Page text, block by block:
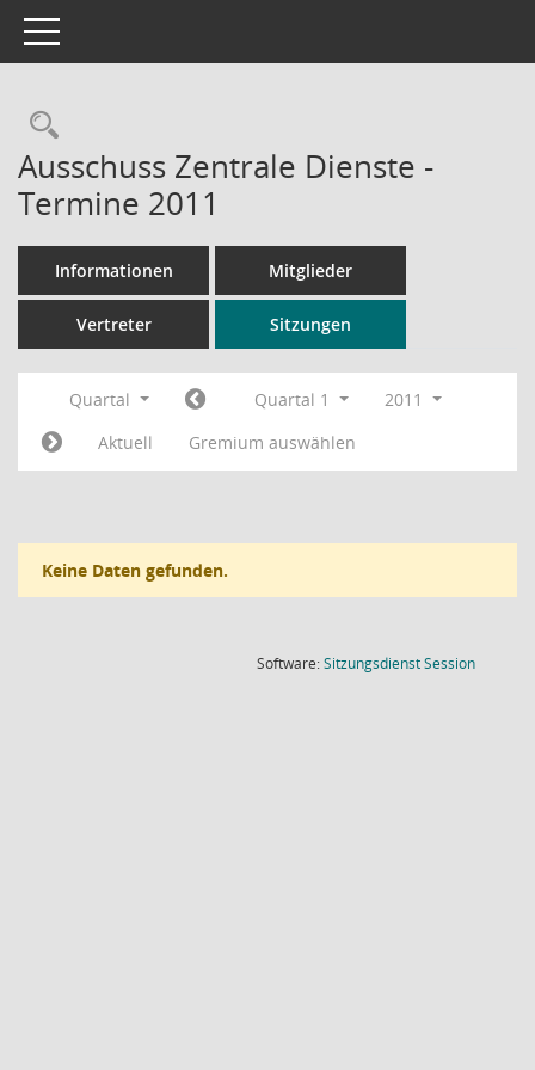
Toggle navigation
Rechercheauswahl
Ausschuss Zentrale Dienste -
Termine 2011
Informationen Mitglieder
Vertreter Sitzungen
Quartal Quartal 1
2011
Aktuell
Gremium auswählen
Keine Daten gefunden.
Software:SitzungsdienstSession(Wird in